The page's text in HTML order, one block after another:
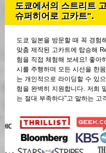
도쿄에서의 스트리트
슈퍼히어로 고카트".
도쿄 일본을 방문할 때 꼭 경험
맞춤 제작된 고카트에 탑승해
험을 직접 체험해 보세요! 좋아
시를 주행하며 모든 시선을 한
는 개인적으로 라이딩할 수 있
험을 완벽히 지원합니다. 저희
는 절대 부족하다"고 말하는 고